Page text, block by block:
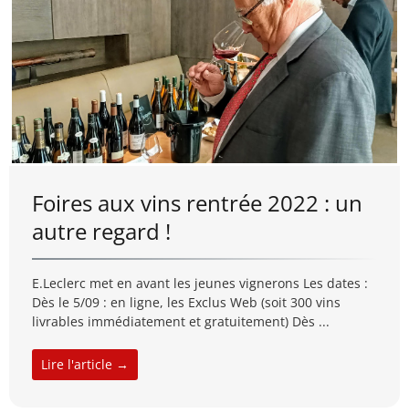
Foires aux vins rentrée 2022 : un
autre regard !
E.Leclerc met en avant les jeunes vignerons Les dates :
Dès le 5/09 : en ligne, les Exclus Web (soit 300 vins
livrables immédiatement et gratuitement) Dès ...
Lire l'article →